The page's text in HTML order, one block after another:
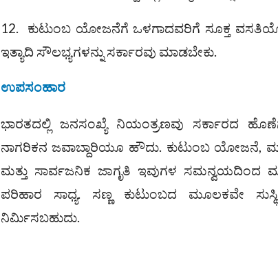
12. ಕುಟುಂಬ ಯೋಜನೆಗೆ ಒಳಗಾದವರಿಗೆ ಸೂಕ್ತ
ಇತ್ಯಾದಿ ಸೌಲಭ್ಯಗಳನ್ನು ಸರ್ಕಾರವು ಮಾಡಬೇಕು.
ಉಪಸಂಹಾರ
ಭಾರತದಲ್ಲಿ ಜನಸಂಖ್ಯೆ ನಿಯಂತ್ರಣವು ಸರ್ಕಾರದ
ನಾಗರಿಕನ ಜವಾಬ್ದಾರಿಯೂ ಹೌದು. ಕುಟುಂಬ ಯೋಜನೆ,
ಮತ್ತು ಸಾರ್ವಜನಿಕ ಜಾಗೃತಿ ಇವುಗಳ ಸಮನ್ವಯದಿಂದ
ಪರಿಹಾರ ಸಾಧ್ಯ. ಸಣ್ಣ ಕುಟುಂಬದ ಮೂಲಕವೇ
ನಿರ್ಮಿಸಬಹುದು.